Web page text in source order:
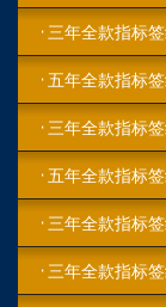
三年全款指标
五年全款指标
三年全款指标
五年全款指标
三年全款指标
三年全款指标